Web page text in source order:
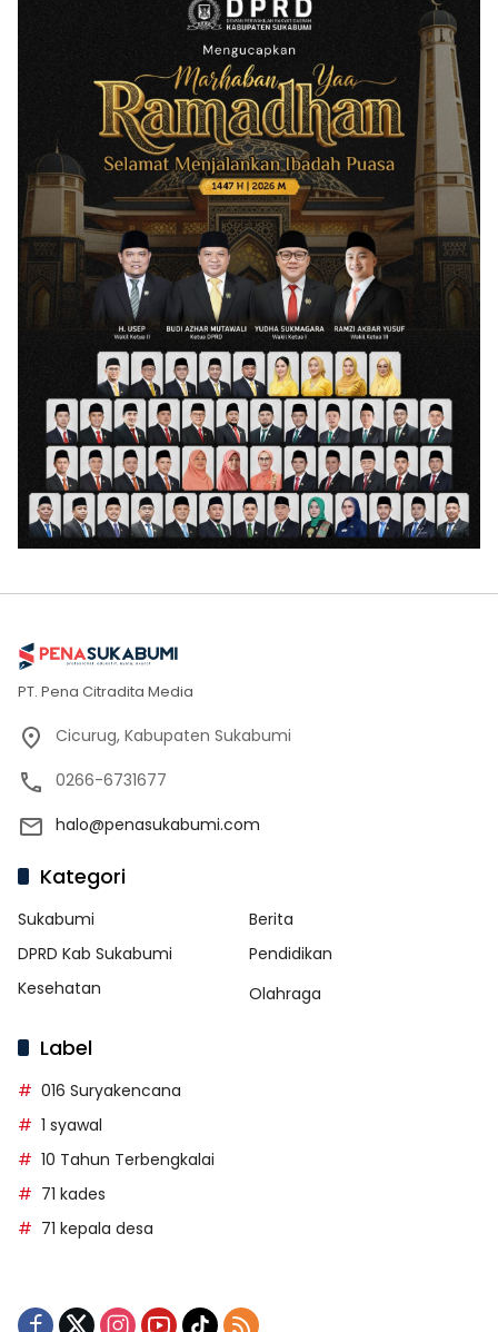
PT. Pena Citradita Media
Cicurug, Kabupaten Sukabumi
0266-6731677
halo@penasukabumi.com
Kategori
Sukabumi
Berita
DPRD Kab Sukabumi
Pendidikan
Kesehatan
Olahraga
Label
016 Suryakencana
1 syawal
10 Tahun Terbengkalai
71 kades
71 kepala desa